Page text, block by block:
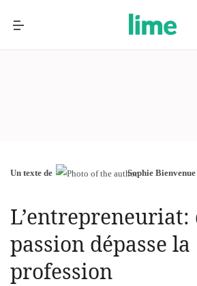
Un texte de Sophie Bienvenue
L’entrepreneuriat:
passion dépasse la
profession